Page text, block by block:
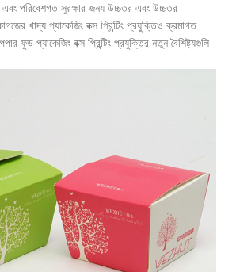
এবং পরিবেশগত সুরক্ষার জন্য উচ্চতর এবং উচ্চতর
খাদ্য প্যাকেজিং বক্স প্রিন্টিং প্রযুক্তিও ক্রমাগত
ফুড প্যাকেজিং বক্স প্রিন্টিং প্রযুক্তির নতুন বৈশিষ্ট্যগুলি